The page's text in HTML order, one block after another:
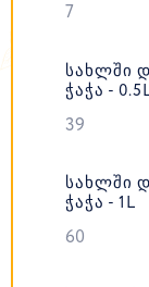
7
ᲡᲐᲮᲚᲨᲘ
ᲭᲐᲭᲐ -
39
ᲡᲐᲮᲚᲨᲘ
ᲭᲐᲭᲐ - 1L
60